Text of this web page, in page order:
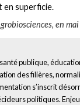
en superficie.
en
publique,
des filières,
s’inscrit
politiques.